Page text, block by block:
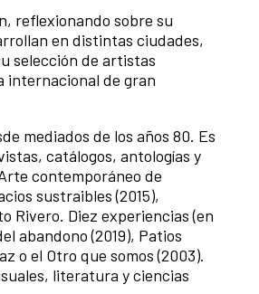
reflexionando sobre su
en distintas ciudades,
selección de artistas
internacional de gran
mediados de los años 80. Es
catálogos, antologías y
contemporáneo de
sustraibles (2015),
Rivero. Diez experiencias (en
abandono (2019), Patios
o el Otro que somos (2003).
literatura y ciencias